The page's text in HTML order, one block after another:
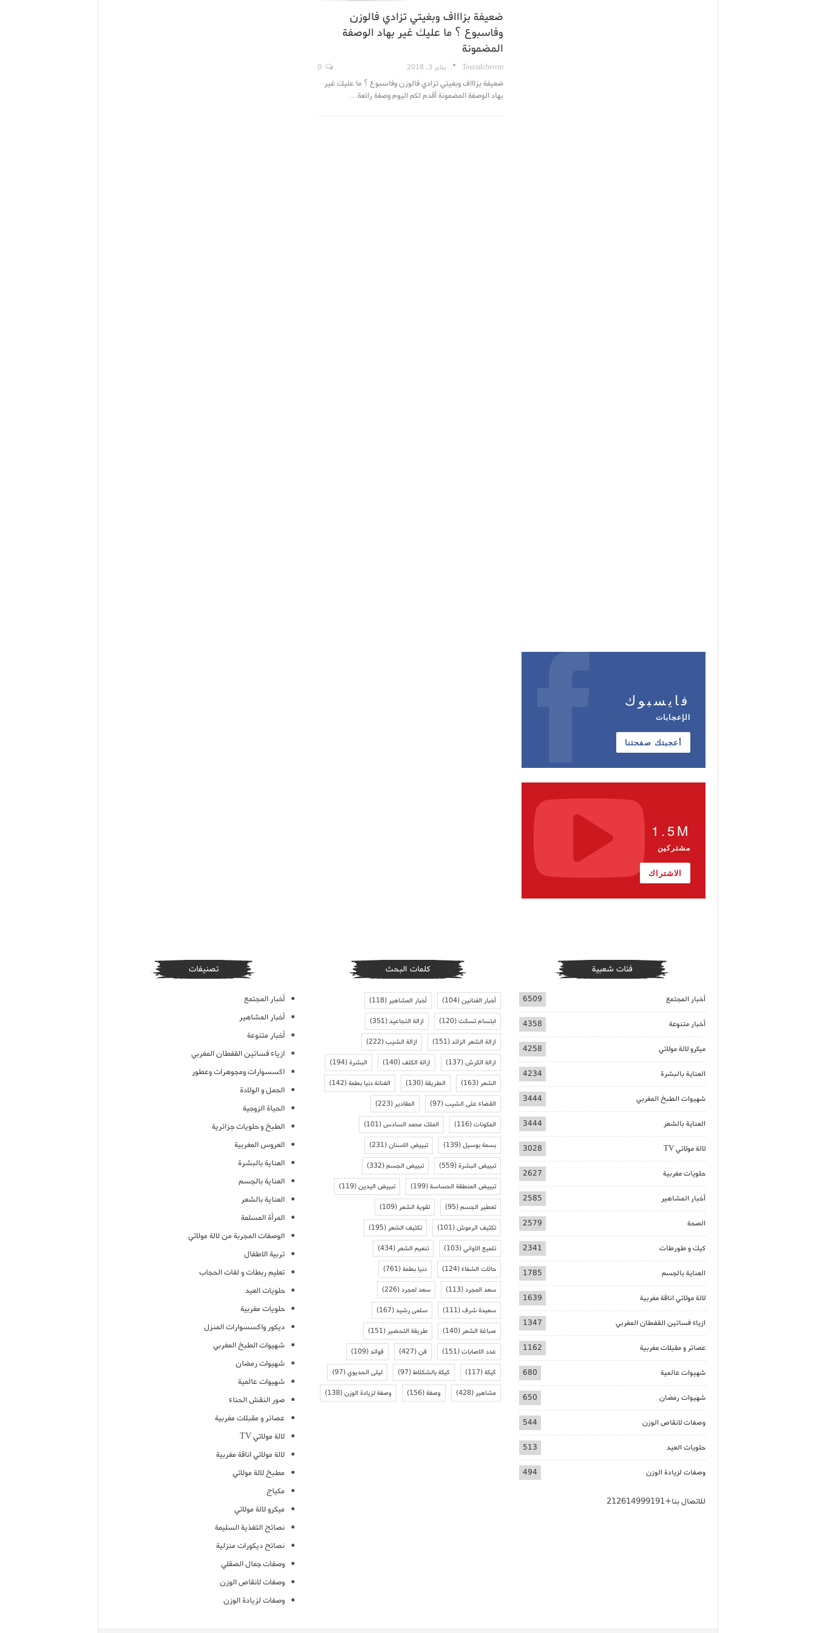
ضعيفة بزاااف وبغيتي تزادي فالوزن
وفاسبوع ؟ ما عليك غير بهاد الوصفة
المضمونة
TouriaIcherem يناير 3, 2018
ضعيفة بزاااف وبغيتي تزادي فالوزن وفاسبوع ؟ ما عليك غير
بهاد الوصفة المضمونة أقدم لكم اليوم وصفة رائعة…
فايسبوك
الإعجابات
أعجبتك صفحتنا
1.5M
مشتركين
الاشتراك
فئات شعبية
أخبار المجتمع 6509
أخبار متنوعة 4358
ميكرو لالة مولاتي 4258
العناية بالبشرة 4234
شهيوات الطبخ المغربي 3444
العناية بالشعر 3444
لالة مولاتي TV 3028
حلويات مغربية 2627
أخبار المشاهير 2585
الصحة 2579
كيك و طورطات 2341
العناية بالجسم 1785
لالة مولاتي اناقة مغربية 1639
ازياء فساتين القفطان المغربي 1347
عصائر و مقبلات مغربية 1162
شهيوات عالمية 680
شهيوات رمضان 650
وصفات لانقاص الوزن 544
حلويات العيد 513
وصفات لزيادة الوزن 494
للاتصال بنا+212614999191
كلمات البحث
أخبار الفنانين(104) أخبار المشاهير(118)
ابتسام تسكت(120) ازالة التجاعيد(351)
ازالة الشعر الزائد(151) ازالة الشيب(222)
ازالة الكرش(137) ازالة الكلف(140) البشرة(194)
الشعر(163) الطريقة(130) الفنانة دنيا بطمة(142)
القضاء على الشيب(97) المقادير(223)
المكونات(116) الملك محمد السادس(101)
بسمة بوسيل(139) تبييض الاسنان(231)
تبييض البشرة(559) تبييض الجسم(332)
تبييض المنطقة الحساسة(199) تبييض اليدين(119)
تعطير الجسم(95) تقوية الشعر(109)
تكثيف الرموش(101) تكثيف الشعر(195)
تلميع الاواني(103) تنعيم الشعر(434)
حالات الشفاء(124) دنيا بطمة(761)
سعد المجرد(113) سعد لمجرد(226)
سعيدة شرف(111) سلمى رشيد(167)
صباغة الشعر(140) طريقة التحضير(151)
عدد الاصابات(151) فن(427) فوائد(109)
كيكة(117) كيكة بالشكلاط(97) ليلى الحديوي(97)
مشاهير(428) وصفة(156) وصفة لزيادة الوزن(138)
تصنيفات
أخبار المجتمع
أخبار المشاهير
أخبار متنوعة
ازياء فساتين القفطان المغربي
اكسسوارات ومجوهرات وعطور
الحمل و الولادة
الحياة الزوجية
الطبخ و حلويات جزائرية
العروس المغربية
العناية بالبشرة
العناية بالجسم
العناية بالشعر
المرأة المسلمة
الوصفات المجربة من لالة مولاتي
تربية الاطفال
تعليم ربطات و لفات الحجاب
حلويات العيد
حلويات مغربية
ديكور واكسسوارات المنزل
شهيوات الطبخ المغربي
شهيوات رمضان
شهيوات عالمية
صور النقش الحناء
عصائر و مقبلات مغربية
لالة مولاتي TV
لالة مولاتي اناقة مغربية
مطبخ لالة مولاتي
مكياج
ميكرو لالة مولاتي
نصائح التغذية السليمة
نصائح ديكورات منزلية
وصفات جمال الصقلي
وصفات لانقاص الوزن
وصفات لزيادة الوزن